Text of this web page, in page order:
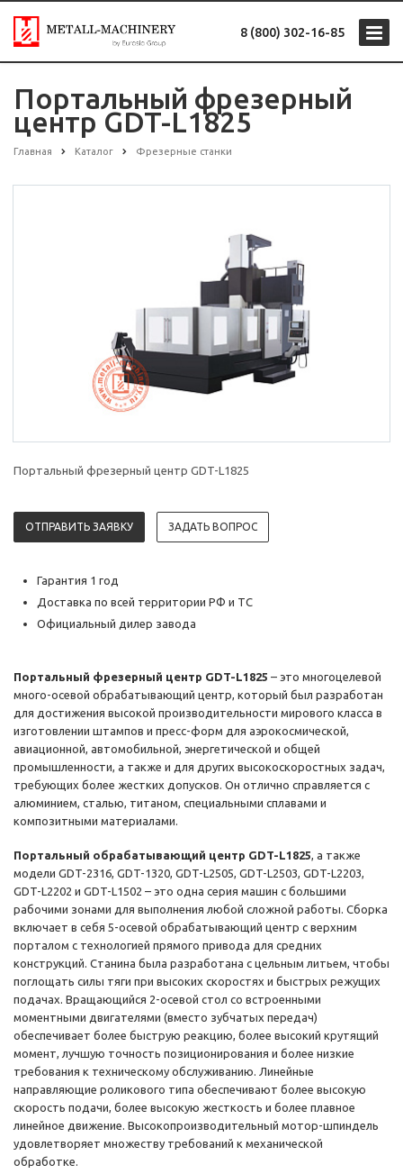
8 (800) 302-16-85
Портальный фрезерный
центр GDT-L1825
Главная Каталог Фрезерные станки
Портальный фрезерный центр GDT-L1825
ОТПРАВИТЬ ЗАЯВКУ ЗАДАТЬ ВОПРОС
Гарантия 1 год
Доставка по всей территории РФ и ТС
Официальный дилер завода
Портальный фрезерный центр GDT-L1825 – это многоцелевой
много-осевой обрабатывающий центр, который был разработан
для достижения высокой производительности мирового класса в
изготовлении штампов и пресс-форм для аэрокосмической,
авиационной, автомобильной, энергетической и общей
промышленности, а также и для других высокоскоростных задач,
требующих более жестких допусков. Он отлично справляется с
алюминием, сталью, титаном, специальными сплавами и
композитными материалами.
Портальный обрабатывающий центр GDT-L1825, а также
модели GDT-2316, GDT-1320, GDT-L2505, GDT-L2503, GDT-L2203,
GDT-L2202 и GDT-L1502 – это одна серия машин с большими
рабочими зонами для выполнения любой сложной работы. Сборка
включает в себя 5-осевой обрабатывающий центр с верхним
порталом с технологией прямого привода для средних
конструкций. Станина была разработана с цельным литьем, чтобы
поглощать силы тяги при высоких скоростях и быстрых режущих
подачах. Вращающийся 2-осевой стол со встроенными
моментными двигателями (вместо зубчатых передач)
обеспечивает более быструю реакцию, более высокий крутящий
момент, лучшую точность позиционирования и более низкие
требования к техническому обслуживанию. Линейные
направляющие роликового типа обеспечивают более высокую
скорость подачи, более высокую жесткость и более плавное
линейное движение. Высокопроизводительный мотор-шпиндель
удовлетворяет множеству требований к механической
обработке.